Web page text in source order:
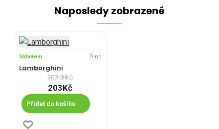
Naposledy zobrazené
Skladem Dino
Lamborghini
300 dílků
203Kč
Přidat do košíku